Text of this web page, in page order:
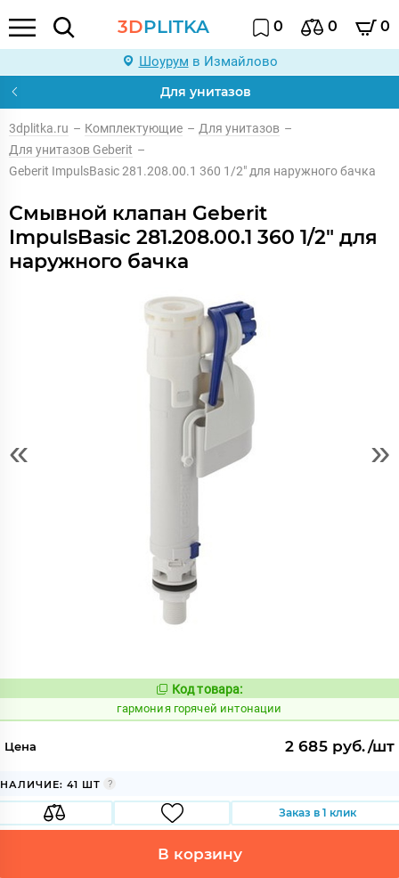
3DPLITKA 0 0 0
Шоурум в Измайлово
Для унитазов
3dplitka.ru – Комплектующие – Для унитазов –
Для унитазов Geberit –
Geberit ImpulsBasic 281.208.00.1 360 1/2" для наружного бачка
Смывной клапан Geberit
ImpulsBasic 281.208.00.1 360 1/2" для
наружного бачка
« »
Код:
268283
Код товара:
гармония горячей интонации
Цена 2 685 руб./шт
НАЛИЧИЕ: 41 ШТ
Заказ в 1 клик
В корзину